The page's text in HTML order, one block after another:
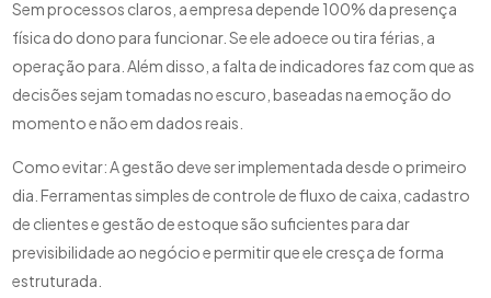
Sem processos claros, a empresa depende 100% da presença
física do dono para funcionar. Se ele adoece ou tira férias, a
operação para. Além disso, a falta de indicadores faz com que as
decisões sejam tomadas no escuro, baseadas na emoção do
momento e não em dados reais.
Como evitar: A gestão deve ser implementada desde o primeiro
dia. Ferramentas simples de controle de fluxo de caixa, cadastro
de clientes e gestão de estoque são suficientes para dar
previsibilidade ao negócio e permitir que ele cresça de forma
estruturada.